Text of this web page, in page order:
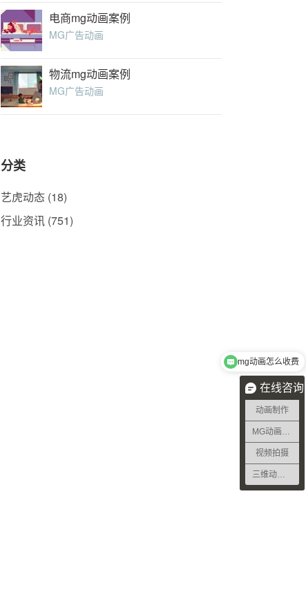
电商mg动画案例
MG广告动画
物流mg动画案例
MG广告动画
分类
艺虎动态 (18)
行业资讯 (751)
在线咨询
动画制作
MG动画制作
视频拍摄
三维动画制作
mg动画怎么收费